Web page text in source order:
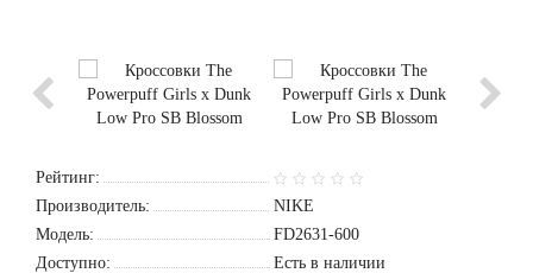
Рейтинг:
Производитель:
NIKE
Модель:
FD2631-600
Доступно:
Есть в наличии